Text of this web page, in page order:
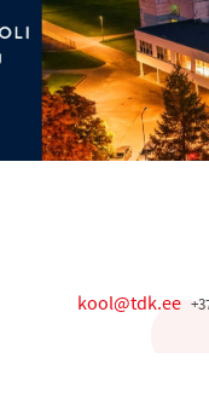
kool@tdk.ee